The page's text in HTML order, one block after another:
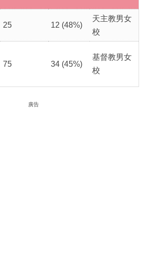
25 12 (48%)
天主教男女
校
75 34 (45%)
基督教男女
校
廣告